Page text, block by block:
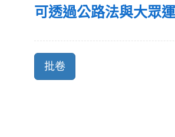
可透過公路法與大眾